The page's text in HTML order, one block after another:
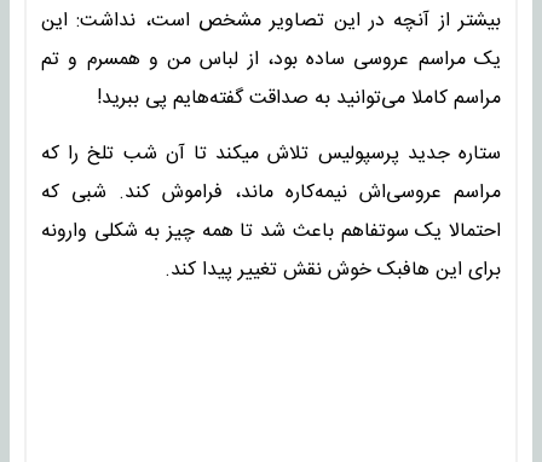
بیشتر از آنچه در این تصاویر مشخص است، نداشت: این
یک مراسم عروسی ساده بود، از لباس من و همسرم و تم
مراسم کاملا می‌توانید به صداقت گفته‌هایم پی ببرید!
ستاره جدید پرسپولیس تلاش میکند تا آن شب تلخ را که
مراسم عروسی‌اش نیمه‌کاره ماند، فراموش کند. شبی که
احتمالا یک سوتفاهم باعث شد تا همه چیز به شکلی وارونه
برای این هافبک خوش نقش تغییر پیدا کند.